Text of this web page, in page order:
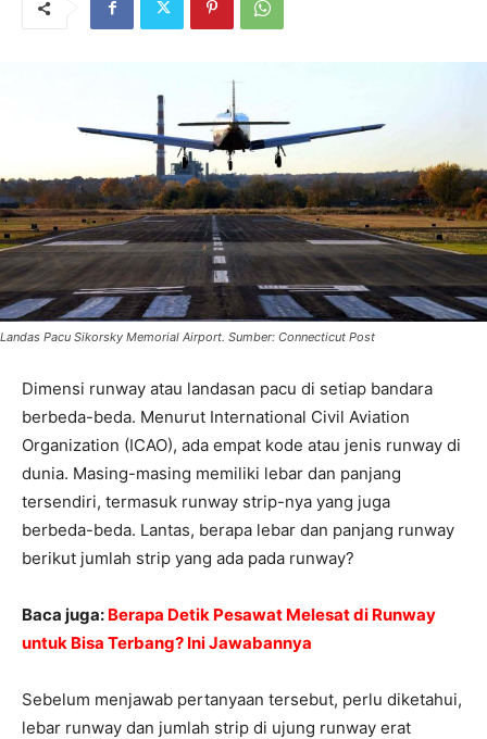
Landas Pacu Sikorsky Memorial Airport. Sumber: Connecticut Post
Dimensi runway atau landasan pacu di setiap bandara
berbeda-beda. Menurut International Civil Aviation
Organization (ICAO), ada empat kode atau jenis runway di
dunia. Masing-masing memiliki lebar dan panjang
tersendiri, termasuk runway strip-nya yang juga
berbeda-beda. Lantas, berapa lebar dan panjang runway
berikut jumlah strip yang ada pada runway?
Baca juga: Berapa Detik Pesawat Melesat di Runway
untuk Bisa Terbang? Ini Jawabannya
Sebelum menjawab pertanyaan tersebut, perlu diketahui,
lebar runway dan jumlah strip di ujung runway erat